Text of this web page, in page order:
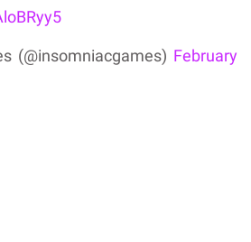
(@insomniacgames) February